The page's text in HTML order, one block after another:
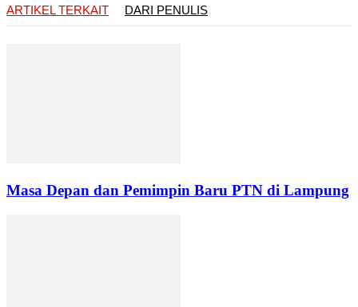
ARTIKEL TERKAIT
DARI PENULIS
Masa Depan dan Pemimpin Baru PTN di Lampung